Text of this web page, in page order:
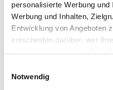
personalisierte Werbung
Werbung und Inhalten,
Entwicklung von Angeboten
entscheiden darüber, wer
Trigger Symbol ändern oder
Notwendig
SEBRING SPRITES
£29,9956 years ago